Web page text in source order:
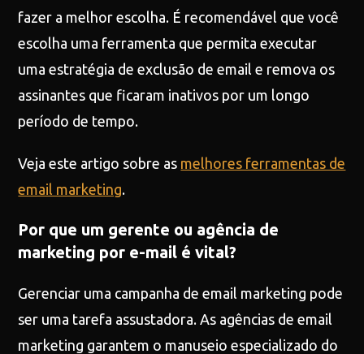
fazer a melhor escolha. É recomendável que você
escolha uma ferramenta que permita executar
uma estratégia de exclusão de email e remova os
assinantes que ficaram inativos por um longo
período de tempo.
Veja este artigo sobre as melhores ferramentas de
email marketing.
Por que um gerente ou agência de
marketing por e-mail é vital?
Gerenciar uma campanha de email marketing pode
ser uma tarefa assustadora. As agências de email
marketing garantem o manuseio especializado do